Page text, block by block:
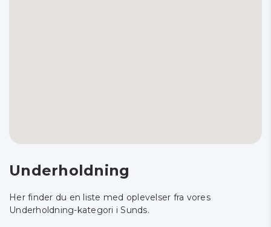
Underholdning
Her finder du en liste med oplevelser fra vores
Underholdning-kategori i Sunds.